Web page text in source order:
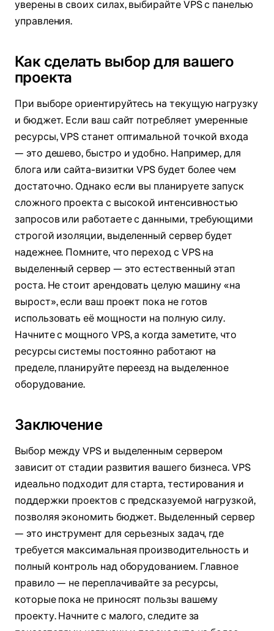
уверены в своих силах, выбирайте VPS с панелью
управления.
Как сделать выбор для вашего
проекта
При выборе ориентируйтесь на текущую нагрузку
и бюджет. Если ваш сайт потребляет умеренные
ресурсы, VPS станет оптимальной точкой входа
— это дешево, быстро и удобно. Например, для
блога или сайта-визитки VPS будет более чем
достаточно. Однако если вы планируете запуск
сложного проекта с высокой интенсивностью
запросов или работаете с данными, требующими
строгой изоляции, выделенный сервер будет
надежнее. Помните, что переход с VPS на
выделенный сервер — это естественный этап
роста. Не стоит арендовать целую машину «на
вырост», если ваш проект пока не готов
использовать её мощности на полную силу.
Начните с мощного VPS, а когда заметите, что
ресурсы системы постоянно работают на
пределе, планируйте переезд на выделенное
оборудование.
Заключение
Выбор между VPS и выделенным сервером
зависит от стадии развития вашего бизнеса. VPS
идеально подходит для старта, тестирования и
поддержки проектов с предсказуемой нагрузкой,
позволяя экономить бюджет. Выделенный сервер
— это инструмент для серьезных задач, где
требуется максимальная производительность и
полный контроль над оборудованием. Главное
правило — не переплачивайте за ресурсы,
которые пока не приносят пользы вашему
проекту. Начните с малого, следите за